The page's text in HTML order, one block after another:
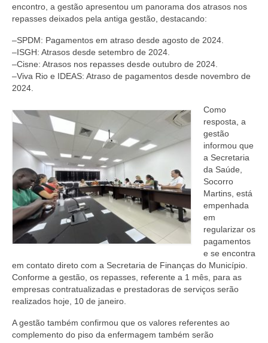
encontro, a gestão apresentou um panorama dos atrasos nos
repasses deixados pela antiga gestão, destacando:
–SPDM: Pagamentos em atraso desde agosto de 2024.
–ISGH: Atrasos desde setembro de 2024.
–Cisne: Atrasos nos repasses desde outubro de 2024.
–Viva Rio e IDEAS: Atraso de pagamentos desde novembro de
2024.
Como
resposta, a
gestão
informou que
a Secretaria
da Saúde,
Socorro
Martins, está
empenhada
em
regularizar os
pagamentos
e se encontra
em contato direto com a Secretaria de Finanças do Município.
Conforme a gestão, os repasses, referente a 1 mês, para as
empresas contratualizadas e prestadoras de serviços serão
realizados hoje, 10 de janeiro.
A gestão também confirmou que os valores referentes ao
complemento do piso da enfermagem também serão